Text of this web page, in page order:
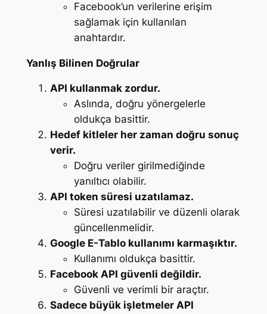
Facebook’un verilerine erişim
sağlamak için kullanılan
anahtardır.
Yanlış Bilinen Doğrular
API kullanmak zordur.
Aslında, doğru yönergelerle
oldukça basittir.
Hedef kitleler her zaman doğru sonuç
verir.
Doğru veriler girilmediğinde
yanıltıcı olabilir.
API token süresi uzatılamaz.
Süresi uzatılabilir ve düzenli olarak
güncellenmelidir.
Google E-Tablo kullanımı karmaşıktır.
Kullanımı oldukça basittir.
Facebook API güvenli değildir.
Güvenli ve verimli bir araçtır.
Sadece büyük işletmeler API